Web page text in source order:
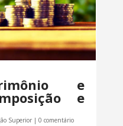
e
e
Superior| 0 comentário